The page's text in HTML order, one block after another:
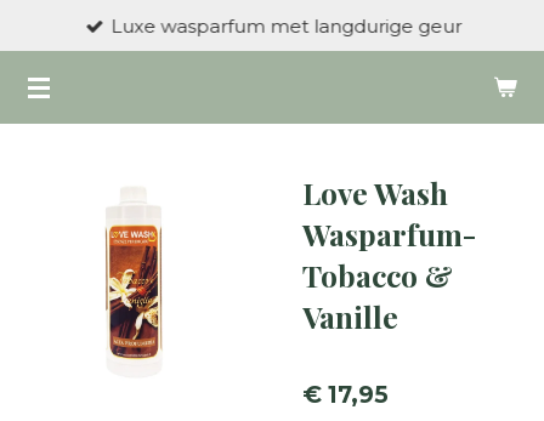
naar
de
Luxe wasparfum met langdurige geur
Love Wash
Wasparfum-
Tobacco &
Vanille
€ 17,95